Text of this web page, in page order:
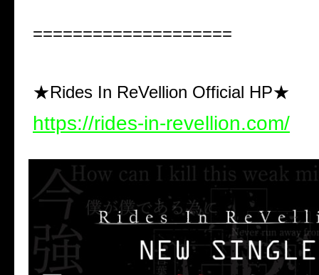
====================
★Rides In ReVellion Official HP★
https://rides-in-revellion.com/